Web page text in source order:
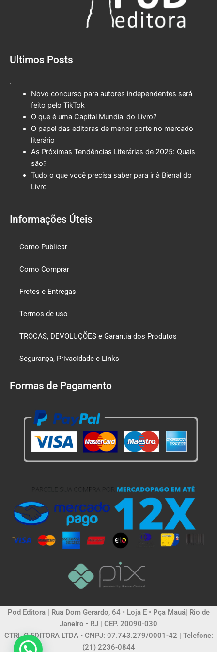
Ultimos Posts
.
Novo concurso para autores independentes será
feito pelo TikTok
O que é uma Capital Mundial do Livro?
O papel das editoras de menor porte no mercado
literário
As Próximas Tendências Literárias de 2025: Quais
são?
Tudo o que você precisa saber para ir à Bienal do
Livro
Informações Úteis
Como Publicar
Como Comprar
Fretes e Entregas
Termos de uso
TROCAS, DEVOLUÇÕES e Garantia dos Produtos
Segurança, Privacidade e Links
Formas de Pagamento
Pod Editora | Rua Dom Gerardo, 64 • Loja E • Pça Mauá| Rio de
Janeiro • RJ | CEP. 20090-030
CTRL C EDITORA LTDA • CNPJ: 07.743.279/0001-42 | Telefone:
(21) 2236-0844